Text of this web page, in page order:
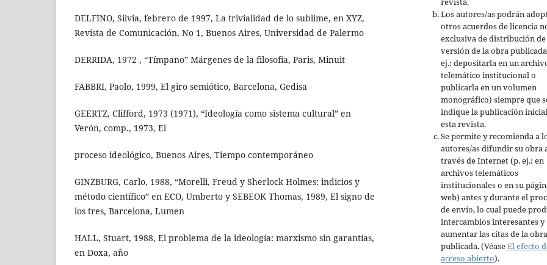
DELFINO, Silvia, febrero de 1997, La trivialidad de lo sublime, en XYZ,
Revista de Comunicación, No 1, Buenos Aires, Universidad de Palermo
DERRIDA, 1972 , “Tímpano” Márgenes de la filosofía, Paris, Minuit
FABBRI, Paolo, 1999, El giro semiótico, Barcelona, Gedisa
GEERTZ, Clifford, 1973 (1971), “Ideología como sistema cultural” en
Verón, comp., 1973, El
proceso ideológico, Buenos Aires, Tiempo contemporáneo
GINZBURG, Carlo, 1988, “Morelli, Freud y Sherlock Holmes: indicios y
método científico” en ECO, Umberto y SEBEOK Thomas, 1989, El signo de
los tres, Barcelona, Lumen
HALL, Stuart, 1988, El problema de la ideología: marxismo sin garantías,
en Doxa, año
Los autores/as podrán
otros acuerdos de licencia
exclusiva de distribución
versión de la obra
ej.: depositarla en un
telemático institucional o
publicarla en un volumen
monográfico) siempre que
indique la publicación
esta revista.
Se permite y recomienda a
autores/as difundir su obra
través de Internet (p. ej.: en
archivos telemáticos
institucionales o en su
web) antes y durante el
de envío, lo cual puede
intercambios interesantes y
aumentar las citas de la obra
publicada. (VéaseEl efecto
acceso abierto).